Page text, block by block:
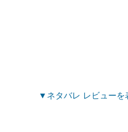
ネタバレ レビューを